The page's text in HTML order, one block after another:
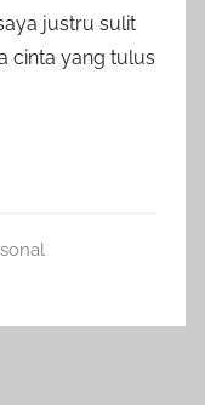
justru sulit
cinta yang tulus